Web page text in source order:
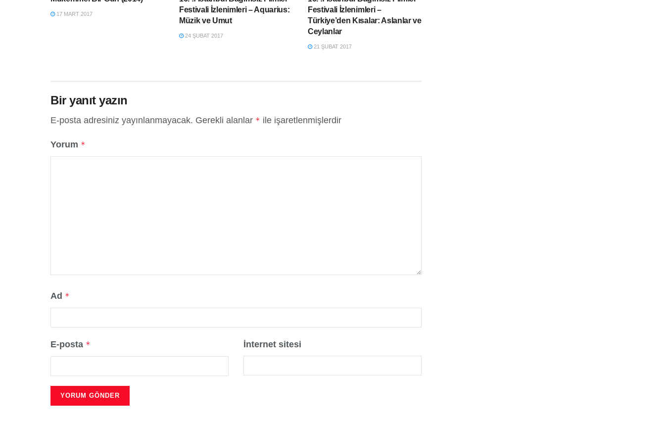
17 MART 2017
Festivali İzlenimleri – Aquarius:
Müzik ve Umut
24 ŞUBAT 2017
Festivali İzlenimleri –
Türkiye’den Kısalar: Aslanlar ve
Ceylanlar
21 ŞUBAT 2017
Bir yanıt yazın
E-posta adresiniz yayınlanmayacak. Gerekli alanlar * ile işaretlenmişlerdir
Yorum *
Ad *
E-posta * İnternet sitesi